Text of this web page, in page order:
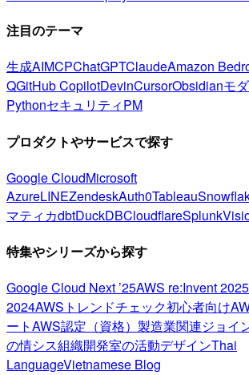
注目のテーマ
生成AIMCPChatGPTClaudeAmazon
QGitHub CopilotDevinCursorObsidianモ
PythonセキュリティPM
プロダクトやサービスで探す
Google CloudMicrosoft
AzureLINEZendeskAuth0Tableau
マティカdbtDuckDBCloudflareSplunk
特集やシリーズから探す
Google Cloud Next ’25AWS re:Invent 2025
2024AWSトレンドチェック初心者向け
ートAWS認定（資格） 製造業関連ジョイ
の情シス組織開発室の活動デザインThai
LanguageVietnamese Blog